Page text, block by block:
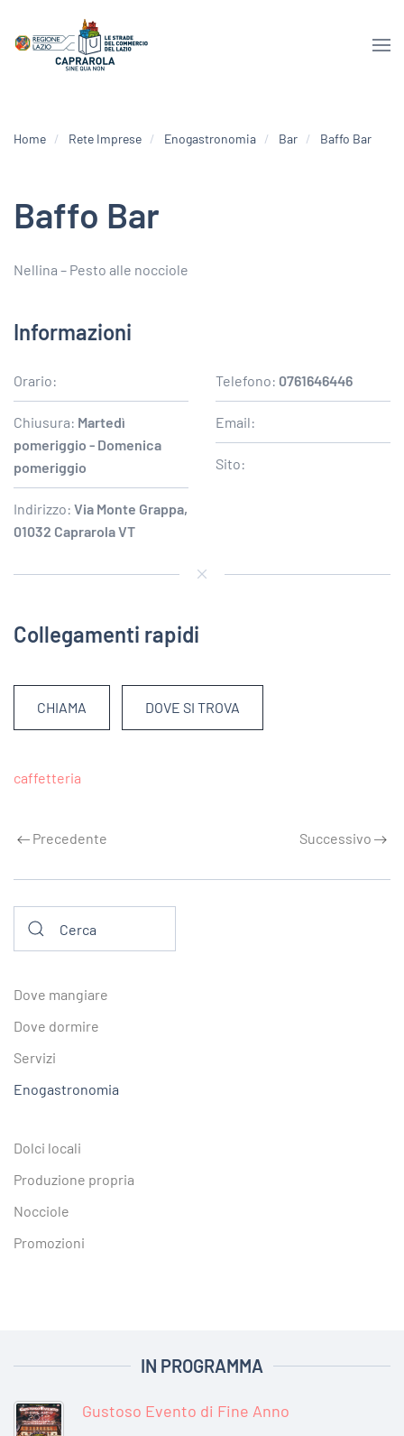
Home Rete Imprese Enogastronomia Bar Baffo Bar
Baffo Bar
Nellina – Pesto alle nocciole
Informazioni
Orario:
Chiusura: Martedì
pomeriggio - Domenica
pomeriggio
Indirizzo: Via Monte Grappa,
01032 Caprarola VT
Telefono: 0761646446
Email:
Sito:
Collegamenti rapidi
CHIAMA DOVE SI TROVA
caffetteria
Precedente Successivo
Dove mangiare
Dove dormire
Servizi
Enogastronomia
Dolci locali
Produzione propria
Nocciole
Promozioni
IN PROGRAMMA
Gustoso Evento di Fine Anno